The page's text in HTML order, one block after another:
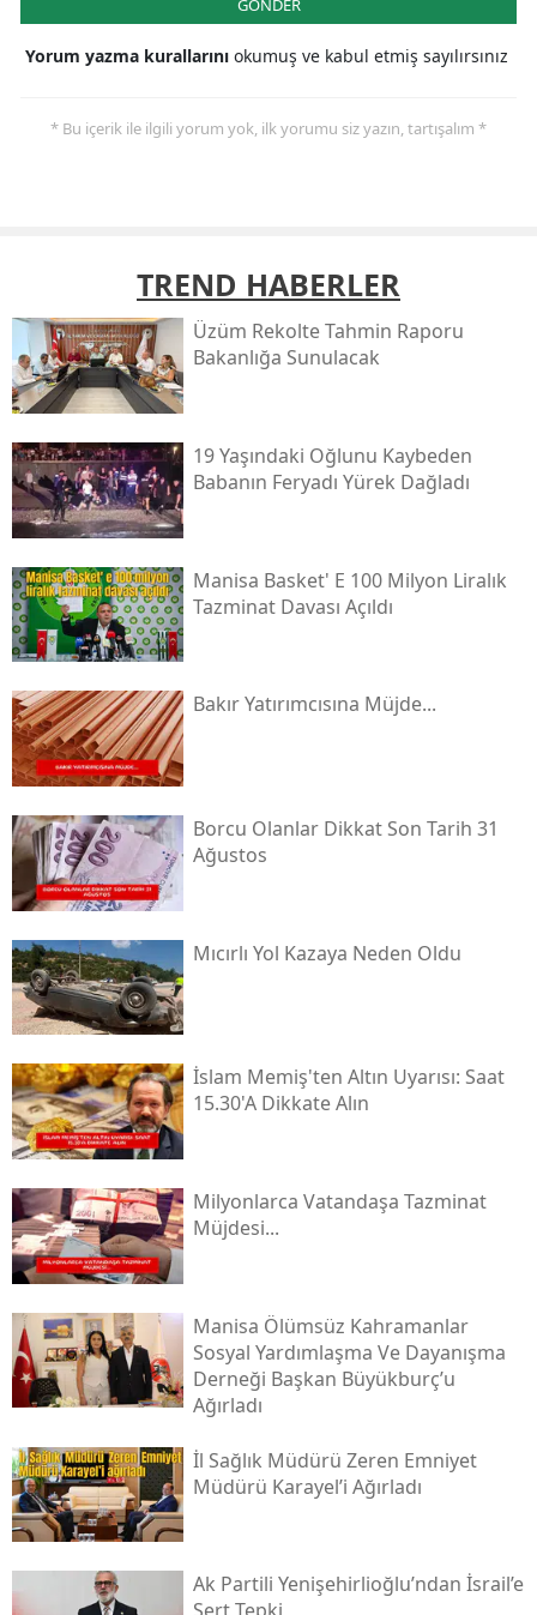
GÖNDER
Yorum yazma kurallarını okumuş ve kabul etmiş sayılırsınız
* Bu içerik ile ilgili yorum yok, ilk yorumu siz yazın, tartışalım *
TREND HABERLER
Üzüm Rekolte Tahmin Raporu
Bakanlığa Sunulacak
19 Yaşındaki Oğlunu Kaybeden
Babanın Feryadı Yürek Dağladı
Manisa Basket' E 100 Milyon Liralık
Tazminat Davası Açıldı
Bakır Yatırımcısına Müjde...
Borcu Olanlar Dikkat Son Tarih 31
Ağustos
Mıcırlı Yol Kazaya Neden Oldu
İslam Memiş'ten Altın Uyarısı: Saat
15.30'a Dikkate Alın
Milyonlarca Vatandaşa Tazminat
Müjdesi...
Manisa Ölümsüz Kahramanlar
Sosyal Yardımlaşma Ve Dayanışma
Derneği Başkan Büyükburç’u
Ağırladı
İl Sağlık Müdürü Zeren Emniyet
Müdürü Karayel’i Ağırladı
Ak Partili Yenişehirlioğlu’ndan İsrail’e